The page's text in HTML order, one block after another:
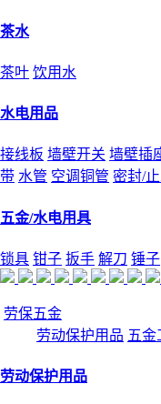
茶水
茶叶 饮用水
水电用品
接线板 墙壁开关 墙壁插
带 水管 空调铜管 密封/
五金/水电用具
锁具 钳子 扳手 解刀 锤子
劳保五金
劳动保护用品 五金
劳动保护用品